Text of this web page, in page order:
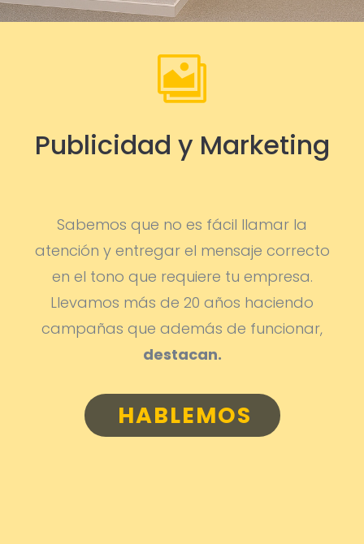

Publicidad y Marketing
Sabemos que no es fácil llamar la
atención y entregar el mensaje correcto
en el tono que requiere tu empresa.
Llevamos más de 20 años haciendo
campañas que además de funcionar,
destacan.
HABLEMOS